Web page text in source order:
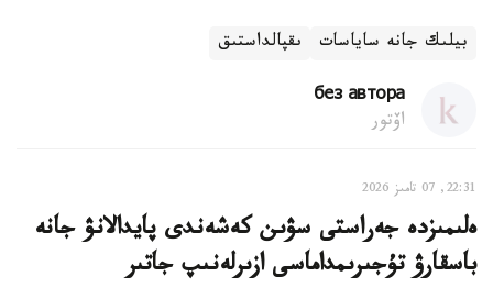
بيلىك جانە ساياسات ىقپالداستىق
без автора
اۆتور
22:31, 07 تامىز 2026
ەلىمىزدە جەراستى سۋىن كەشەندى پايدالانۋ جانە
باسقارۋ تۇجىرىمداماسى ازىرلەنىپ جاتىر